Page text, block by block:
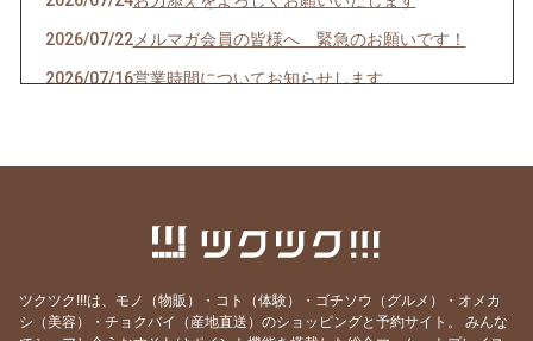
2026/07/22メルマガ会員の皆様へ 緊急のお願いです！
2026/07/16営業時間についてお知らせします
急なお知らせですみません！
2026/06/19 モモのパスタの試作を作りました
ツクツク!!!は、モノ（物販）・コト（体験）・ゴチソウ（グルメ）・オメカ
シ（美容）・チョクバイ（産地直送）のショッピングと予約サイト。
みんな